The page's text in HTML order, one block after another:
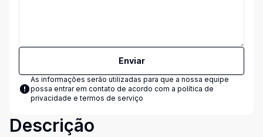
Enviar
As informações serão utilizadas para que a nossa equipe
possa entrar em contato de acordo com a política de
privacidade e termos de serviço
Descrição